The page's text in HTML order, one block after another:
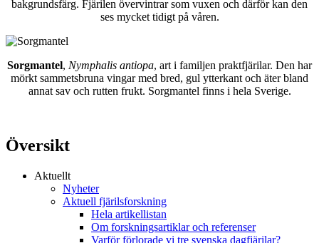
bakgrundsfärg. Fjärilen övervintrar som vuxen och därför kan den
ses mycket tidigt på våren.
Sorgmantel, Nymphalis antiopa, art i familjen praktfjärilar. Den har
mörkt sammetsbruna vingar med bred, gul ytterkant och äter bland
annat sav och rutten frukt. Sorgmantel finns i hela Sverige.
Översikt
Aktuellt
Nyheter
Aktuell fjärilsforskning
Hela artikellistan
Om forskningsartiklar och referenser
Varför förlorade vi tre svenska dagfjärilar?